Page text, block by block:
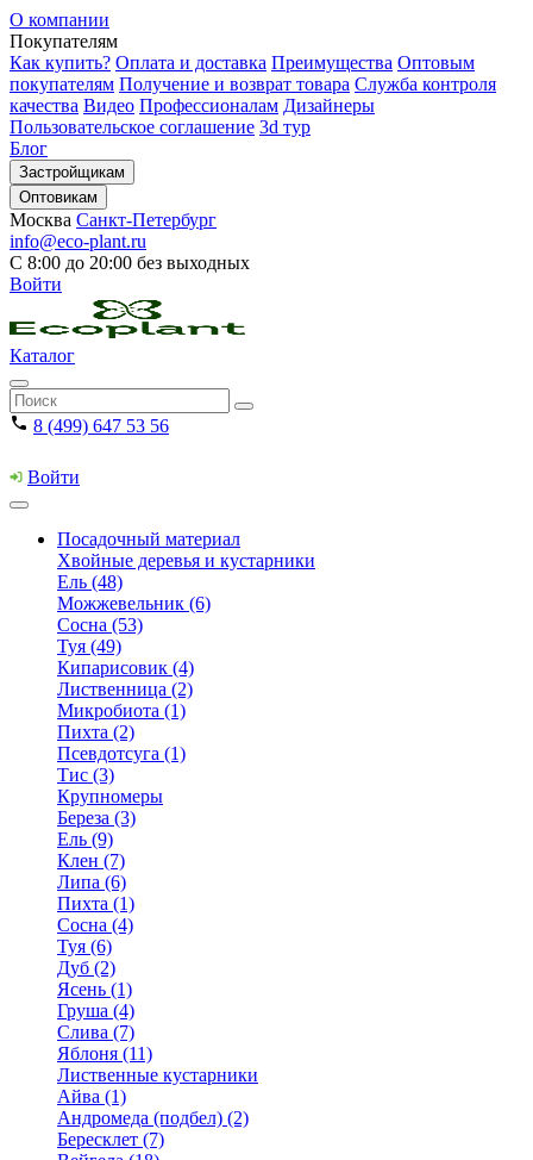
О компании
Покупателям
Как купить? Оплата и доставка Преимущества Оптовым
покупателям Получение и возврат товара Служба контроля
качества Видео Профессионалам Дизайнеры
Пользовательское соглашение 3d тур
Блог
Застройщикам
Оптовикам
Москва Санкт-Петербург
info@eco-plant.ru
С 8:00 до 20:00 без выходных
Войти
Каталог
8 (499) 647 53 56
Войти
Посадочный материал
Хвойные деревья и кустарники
Ель (48)
Можжевельник (6)
Сосна (53)
Туя (49)
Кипарисовик (4)
Лиственница (2)
Микробиота (1)
Пихта (2)
Псевдотсуга (1)
Тис (3)
Крупномеры
Береза (3)
Ель (9)
Клен (7)
Липа (6)
Пихта (1)
Сосна (4)
Туя (6)
Дуб (2)
Ясень (1)
Груша (4)
Слива (7)
Яблоня (11)
Лиственные кустарники
Айва (1)
Андромеда (подбел) (2)
Бересклет (7)